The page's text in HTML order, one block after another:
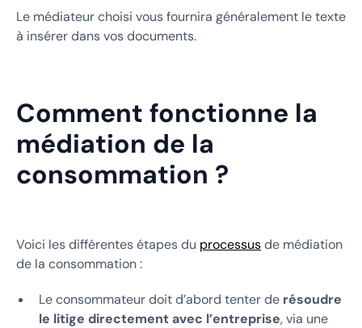
Le médiateur choisi vous fournira généralement le texte
à insérer dans vos documents.
Comment fonctionne la
médiation de la
consommation ?
Voici les différentes étapes du processusde médiation
de la consommation :
Le consommateur doit d’abord tenter de résoudre
le litige directement avec l’entreprise, via une